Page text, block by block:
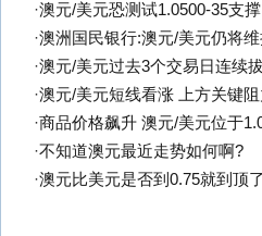
·澳元/美元恐测试1.0500-35支
·澳洲国民银行:澳元/美元仍将
·澳元/美元过去3个交易日连续
·澳元/美元短线看涨 上方关键
·商品价格飙升 澳元/美元位于
·不知道澳元最近走势如何啊?
·澳元比美元是否到0.75就到顶